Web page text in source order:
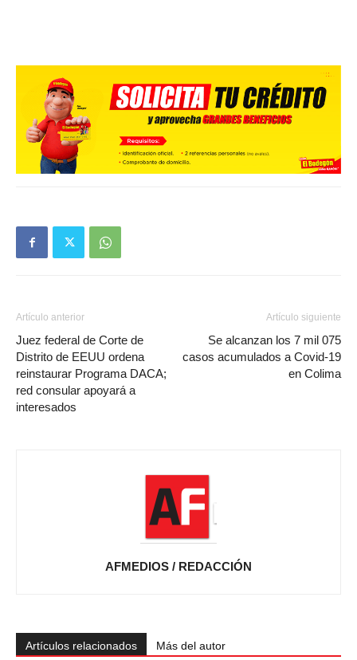
Artículo anterior
Juez federal de Corte de
Distrito de EEUU ordena
reinstaurar Programa DACA;
red consular apoyará a
interesados
Artículo siguiente
Se alcanzan los 7 mil 075
casos acumulados a Covid-19
en Colima
AFMEDIOS / REDACCIÓN
Artículos relacionados Más del autor